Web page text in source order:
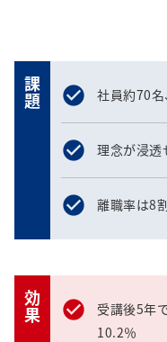
課題 社員約70
理念が浸透
離職率は8
効果
受講後5年
10.2％